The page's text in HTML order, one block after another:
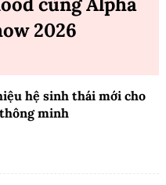
2026
hệ sinh thái mới cho
minh